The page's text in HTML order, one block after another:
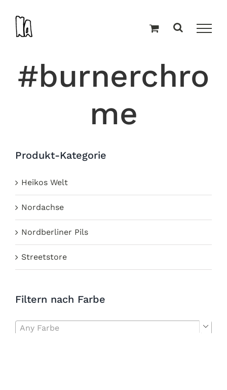
Inhalt
springen
#burnerchro
me
Produkt-Kategorie
Heikos Welt
Nordachse
Nordberliner Pils
Streetstore
Filtern nach Farbe
Any Farbe 